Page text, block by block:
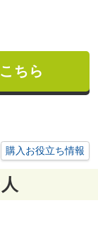
ちら
購入お役立ち情報